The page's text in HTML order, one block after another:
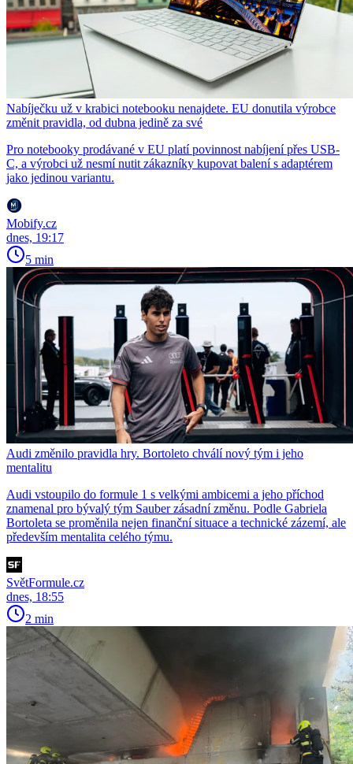
Nabíječku už v krabici notebooku nenajdete. EU donutila výrobce
změnit pravidla, od dubna jedině za své
Pro notebooky prodávané v EU platí povinnost nabíjení přes USB-
C, a výrobci už nesmí nutit zákazníky kupovat balení s adaptérem
jako jedinou variantu.
Mobify.cz
dnes, 19:17
5 min
Audi změnilo pravidla hry. Bortoleto chválí nový tým i jeho
mentalitu
Audi vstoupilo do formule 1 s velkými ambicemi a jeho příchod
znamenal pro bývalý tým Sauber zásadní změnu. Podle Gabriela
Bortoleta se proměnila nejen finanční situace a technické zázemí, ale
především mentalita celého týmu.
SvětFormule.cz
dnes, 18:55
2 min